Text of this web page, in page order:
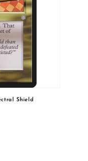
Shield